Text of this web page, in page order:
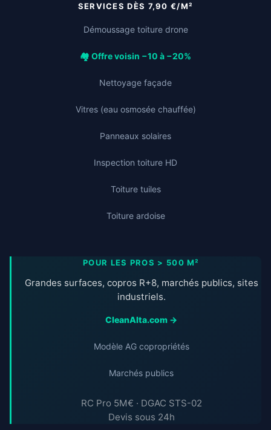
SERVICES DÈS 7,90 €/M²
Démoussage toiture drone
🏘️ Offre voisin −10 à −20%
Nettoyage façade
Vitres (eau osmosée chauffée)
Panneaux solaires
Inspection toiture HD
Toiture tuiles
Toiture ardoise
POUR LES PROS > 500 M²
Grandes surfaces, copros R+8, marchés publics, sites
industriels.
CleanAlta.com →
Modèle AG copropriétés
Marchés publics
RC Pro 5M€ · DGAC STS-02
Devis sous 24h